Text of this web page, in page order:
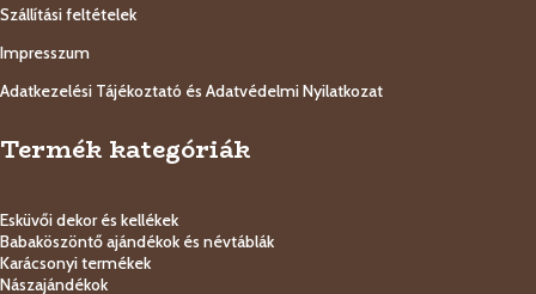
Szállítási feltételek
Impresszum
Adatkezelési Tájékoztató és Adatvédelmi Nyilatkozat
Termék kategóriák
Esküvői dekor és kellékek
Babaköszöntő ajándékok és névtáblák
Karácsonyi termékek
Nászajándékok